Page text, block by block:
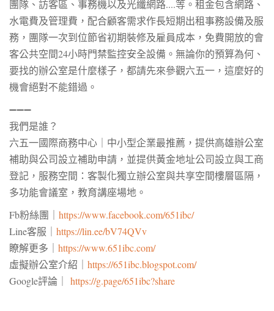
團隊、訪客區、事務機以及光纖網路....等。租金包含網路、
水電費及管理費，配合顧客需求作長短期出租事務設備及服
務，團隊一次到位節省初期裝修及雇員成本，免費開放的會
客公共空間24小時門禁監控安全設備。無論你的預算為何、
要找的辦公室是什麼樣子，都請先來參觀六五一，這麼好的
機會絕對不能錯過。
➖➖➖
我們是誰？
六五一國際商務中心｜中小型企業最推薦，提供高雄辦公室
補助與公司設立補助申請，並提供黃金地址公司設立與工商
登記 ，服務空間：客製化獨立辦公室與共享空間樓層區隔，
多功能會議室，教育講座場地。
Fb粉絲團｜ https://www.facebook.com/651ibc/
Line客服｜ https://lin.ee/bV74QVv
瞭解更多｜ https://www.651ibc.com/
虛擬辦公室介紹｜ https://651ibc.blogspot.com/
Google評論｜
https://g.page/651ibc?share